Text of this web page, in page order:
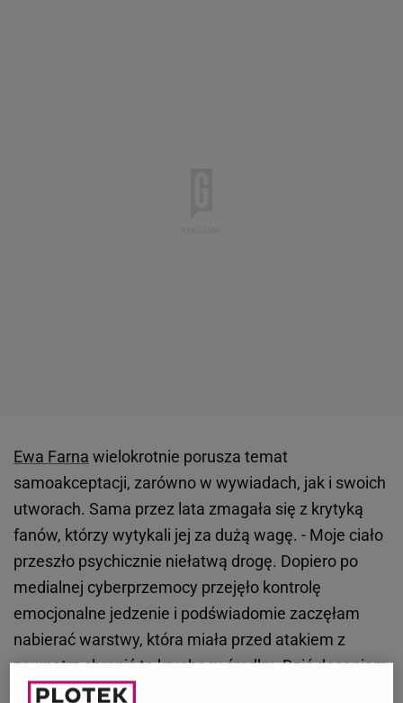
Ewa Farna wielokrotnie porusza temat
samoakceptacji, zarówno w wywiadach, jak i swoich
utworach. Sama przez lata zmagała się z krytyką
fanów, którzy wytykali jej za dużą wagę. - Moje ciało
przeszło psychicznie niełatwą drogę. Dopiero po
medialnej cyberprzemocy przejęło kontrolę
emocjonalne jedzenie i podświadomie zaczęłam
nabierać warstwy, która miała przed atakiem z
zewnątrz chronić to kruche w środku. Dziś doceniam
swoje ciało, nabrałam ogromnego podziwu do niego